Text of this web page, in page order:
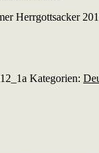
Herrgottsacker
Kategorien: